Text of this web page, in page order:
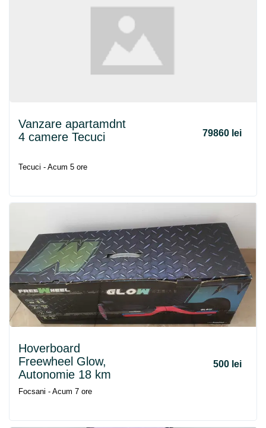
Vanzare apartamdnt
4 camere Tecuci
79860 lei
Tecuci - Acum 5 ore
Hoverboard
Freewheel Glow,
Autonomie 18 km
500 lei
Focsani - Acum 7 ore